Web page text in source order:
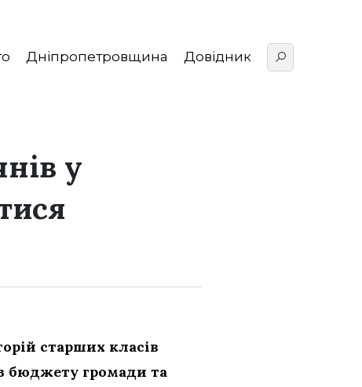
Дніпропетровщина Довідник
у
старших класів
бюджету громади та